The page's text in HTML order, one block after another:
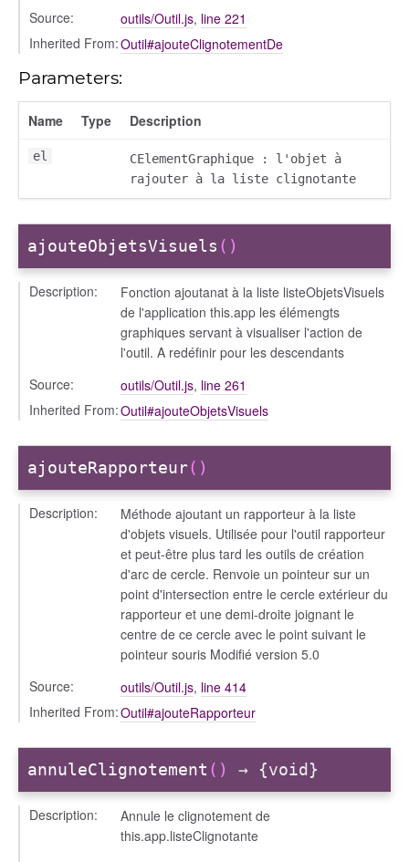
Source:
outils/Outil.js, line 221
Inherited From:Outil#ajouteClignotementDe
Parameters:
Name Type Description
el
CElementGraphique : l'objet à
rajouter à la liste clignotante
ajouteObjetsVisuels ()
Description:
Fonction ajoutanat à la liste listeObjetsVisuels
de l'application this.app les élémengts
graphiques servant à visualiser l'action de
l'outil. A redéfinir pour les descendants
Source:
outils/Outil.js, line 261
Inherited From:Outil#ajouteObjetsVisuels
ajouteRapporteur()
Description:
Méthode ajoutant un rapporteur à la liste
d'objets visuels. Utilisée pour l'outil rapporteur
et peut-être plus tard les outils de création
d'arc de cercle. Renvoie un pointeur sur un
point d'intersection entre le cercle extérieur du
rapporteur et une demi-droite joignant le
centre de ce cercle avec le point suivant le
pointeur souris Modifié version 5.0
Source:
outils/Outil.js, line 414
Inherited From:Outil#ajouteRapporteur
annuleClignotement () → {void}
Description:
Annule le clignotement de
this.app.listeClignotante